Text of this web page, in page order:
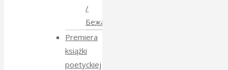
/
Бежанства
Premiera
książki
poetyckiej